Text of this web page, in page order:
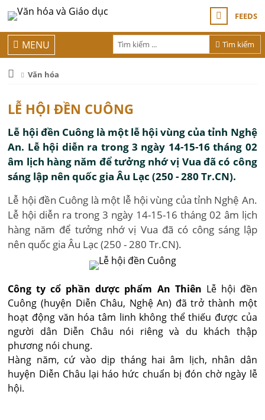
FEEDS
Tìm kiếm
MENU
Văn hóa
LỄ HỘI ĐỀN CUÔNG
Lễ hội đền Cuông là một lễ hội vùng của tỉnh Nghệ
An. Lễ hội diễn ra trong 3 ngày 14-15-16 tháng 02
âm lịch hàng năm để tưởng nhớ vị Vua đã có công
sáng lập nên quốc gia Âu Lạc (250 - 280 Tr.CN).
Lễ hội đền Cuông là một lễ hội vùng của tỉnh Nghệ An.
Lễ hội diễn ra trong 3 ngày 14-15-16 tháng 02 âm lịch
hàng năm để tưởng nhớ vị Vua đã có công sáng lập
nên quốc gia Âu Lạc (250 - 280 Tr.CN).
Công ty cổ phần dược phẩm An Thiên Lễ hội đền
Cuông (huyện Diễn Châu, Nghệ An) đã trở thành một
hoạt động văn hóa tâm linh không thể thiếu được của
người dân Diễn Châu nói riêng và du khách thập
phương nói chung.
Hàng năm, cứ vào dịp tháng hai âm lịch, nhân dân
huyện Diễn Châu lại háo hức chuẩn bị đón chờ ngày lễ
hội.